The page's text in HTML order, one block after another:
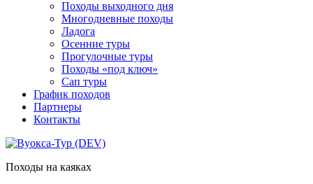
Походы выходного дня
Многодневные походы
Ладога
Осенние туры
Прогулочные туры
Походы «под ключ»
Сап туры
График походов
Партнеры
Контакты
Походы на каяках